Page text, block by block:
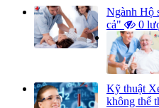
Ngành Hộ
cả"
0
Kỹ thuật
không thể